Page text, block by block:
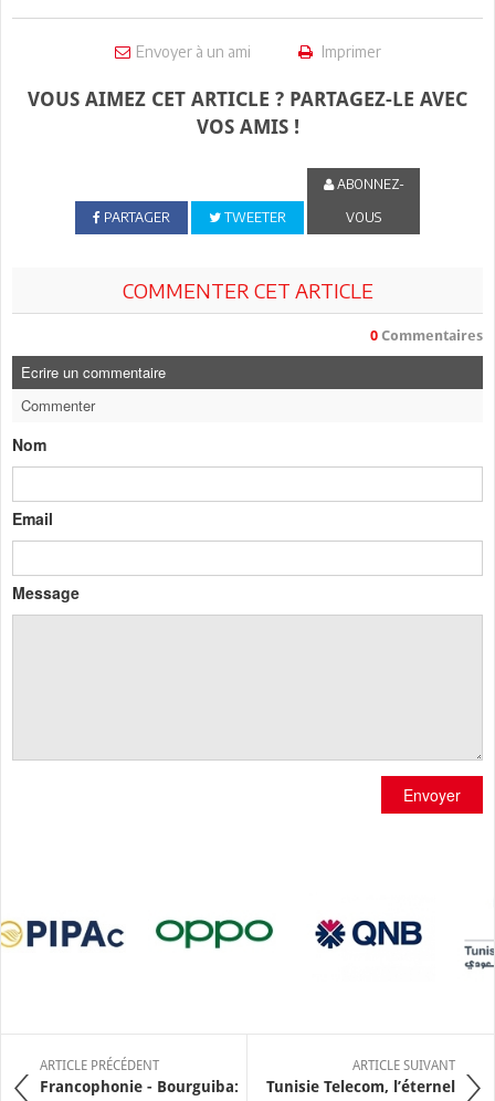
Envoyer à un ami Imprimer
VOUS AIMEZ CET ARTICLE ? PARTAGEZ-LE AVEC
VOS AMIS !
PARTAGER TWEETER
ABONNEZ-
VOUS
COMMENTER CET ARTICLE
0 Commentaires
Ecrire un commentaire
Commenter
Nom
Email
Message
Envoyer
ARTICLE PRÉCÉDENT
Francophonie - Bourguiba:
ARTICLE SUIVANT
Tunisie Telecom, l’éternel